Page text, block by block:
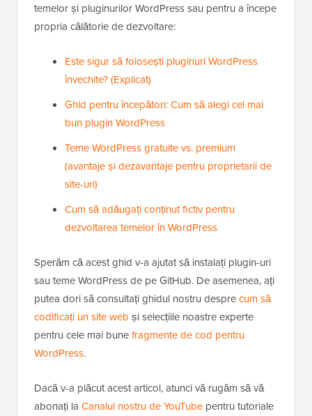
temelor și pluginurilor WordPress sau pentru a începe
propria călătorie de dezvoltare:
Este sigur să folosești pluginuri WordPress
învechite? (Explicat)
Ghid pentru începători: Cum să alegi cel mai
bun plugin WordPress
Teme WordPress gratuite vs. premium
(avantaje și dezavantaje pentru proprietarii de
site-uri)
Cum să adăugați conținut fictiv pentru
dezvoltarea temelor în WordPress
Sperăm că acest ghid v-a ajutat să instalați plugin-uri
sau teme WordPress de pe GitHub. De asemenea, ați
putea dori să consultați ghidul nostru desprecum să
codificați un site web și selecțiile noastre experte
pentru cele mai bunefragmente de cod pentru
WordPress.
Dacă v-a plăcut acest articol, atunci vă rugăm să vă
abonați la Canalul nostru de YouTube pentru tutoriale